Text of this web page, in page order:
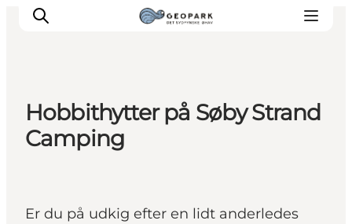
Hobbithytter på Søby Strand
Camping
Er du på udkig efter en lidt anderledes